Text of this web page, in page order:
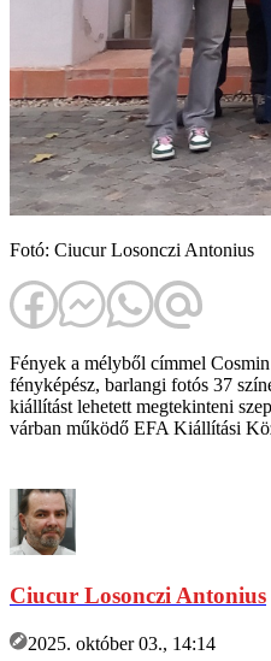
Fotó: Ciucur Losonczi Antonius
Fények a mélyből címmel
fényképész, barlangi fotós 37
kiállítást lehetett megtekinteni
várban működő EFA Kiállítási
Ciucur Losonczi Antonius
2025. október 03., 14:14